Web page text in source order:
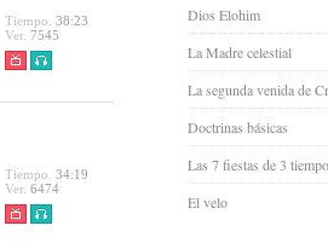
Tiempo. 38:23
Ver. 7545
Tiempo. 34:19
Ver. 6474
Dios Elohim
La Madre celestial
La segunda venida de
Doctrinas básicas
Las 7 fiestas de 3
El velo